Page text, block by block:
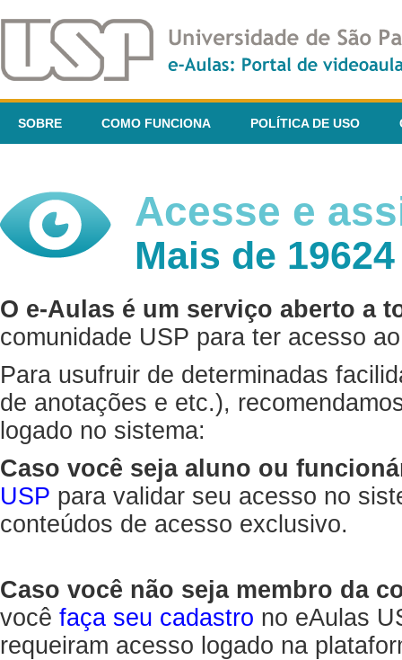
SOBRE COMO FUNCIONA POLÍTICA DE USO
Acesse e
Mais de
O e-Aulas é um serviço aberto a
comunidade USP para ter acesso
Para usufruir de determinadas
de anotações e etc.),
logado no sistema:
Caso você seja aluno ou
USP para validar seu acesso no
conteúdos de acesso exclusivo.
Caso você não seja membro da
você faça seu cadastro no eAulas
requeiram acesso logado na